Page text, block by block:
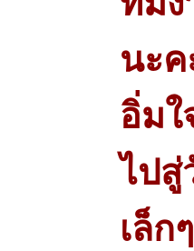
นะ
อิ่มใ
ไปสู่
เล็ก